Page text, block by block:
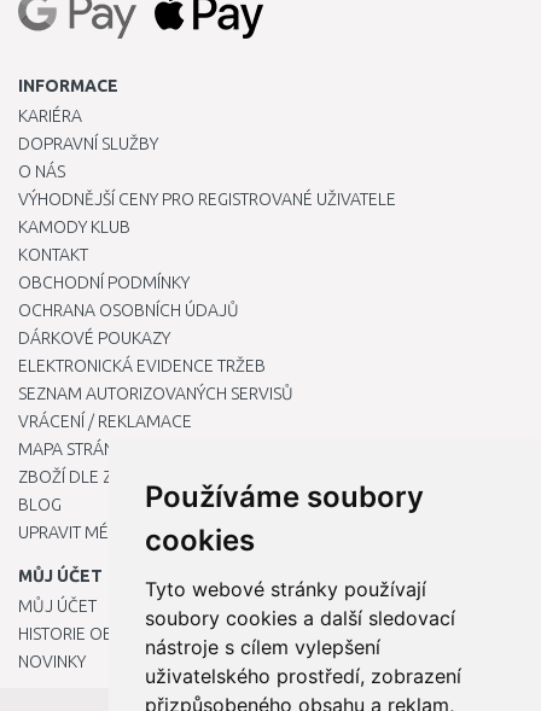
Používáme soubory
cookies
Tyto webové stránky používají
soubory cookies a další sledovací
nástroje s cílem vylepšení
uživatelského prostředí, zobrazení
přizpůsobeného obsahu a reklam,
INFORMACE
KARIÉRA
DOPRAVNÍ SLUŽBY
O NÁS
VÝHODNĚJŠÍ CENY PRO REGISTROVANÉ UŽIVATELE
KAMODY KLUB
KONTAKT
OBCHODNÍ PODMÍNKY
OCHRANA OSOBNÍCH ÚDAJŮ
DÁRKOVÉ POUKAZY
ELEKTRONICKÁ EVIDENCE TRŽEB
SEZNAM AUTORIZOVANÝCH SERVISŮ
VRÁCENÍ / REKLAMACE
MAPA STRÁNKY
ZBOŽÍ DLE ZNAČEK
BLOG
UPRAVIT MÉ PŘEDVOLBY COOKIES
MŮJ ÚČET
MŮJ ÚČET
HISTORIE OBJEDNÁVEK
NOVINKY